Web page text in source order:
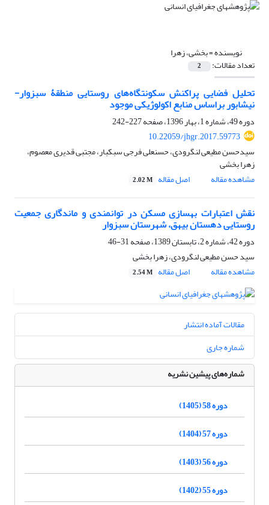
نویسنده =بخشی، زهرا
تعداد مقالات: 2
تحلیل فضایی پراکنش سکونتگاه‌های روستایی منطقۀ سبزوار-
نیشابور براساس منابع اکولوژیکی موجود
دوره 49، شماره 1، بهار 1396، صفحه
227-242
10.22059/jhgr.2017.59773
سیدحسن مطیعی لنگرودی، حسنعلی فرجی سبکبار، مجتبی قدیری معصوم،
زهرا بخشی
مشاهده مقاله
اصل مقاله 2.02 M
نقش اعتبارات بهسازی مسکن در توانمندی و ماندگاری جمعیت
روستایی دهستان بیهق، شهرستان سبزوار
دوره 42، شماره 2، تابستان 1389، صفحه
31-46
سید حسن مطیعی لنگرودی، زهرا بخشی
مشاهده مقاله
اصل مقاله 2.54 M
مقالات آماده انتشار
شماره جاری
شماره‌های پیشین نشریه
دوره 58 (1405)
دوره 57 (1404)
دوره 56 (1403)
دوره 55 (1402)